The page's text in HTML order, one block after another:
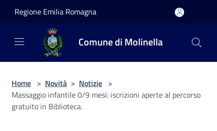
Regione Emilia Romagna
Comune di Molinella
Home > Novità > Notizie >
Massaggio infantile 0/9 mesi: iscrizioni aperte al percorso
gratuito in Biblioteca.